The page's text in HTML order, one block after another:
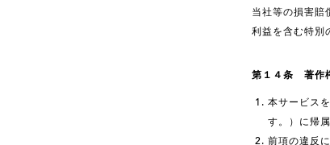
当社等の損害賠
利益を含む特別
第１４条 著作
本サービス
す。）に帰
前項の違反